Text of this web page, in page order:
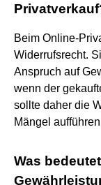
Beim Online-
Widerrufsrecht.
Anspruch auf
wenn der
sollte daher die
Mängel
Was